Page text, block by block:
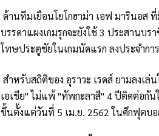
ด้านทีมเยือนโยโกฮาม่า เอฟ มารินอส
บรรดาแผงเกมรุกจะยังใช้ 3 ประสานบ
โทษประตูชัยในเกมนัดแรก ลงประจำก
สำหรับสถิติของ อุราวะ เรดส์ ยามลงเล่
เอเชีย" ไม่แพ้ "ทัพกะลาสี" 4 ปีติดต่อกั
ขึ้นตั้งแต่วันที่ 5 เม.ย. 2562 ในศึกฟุตบอ